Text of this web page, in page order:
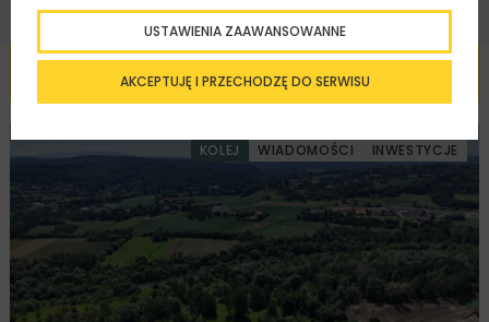
Powiązane artykuły
KOLEJ WIADOMOŚCI INWESTYCJE
AKCEPTUJĘ I PRZECHODZĘ DO SERWISU
USTAWIENIA ZAAWANSOWANNE